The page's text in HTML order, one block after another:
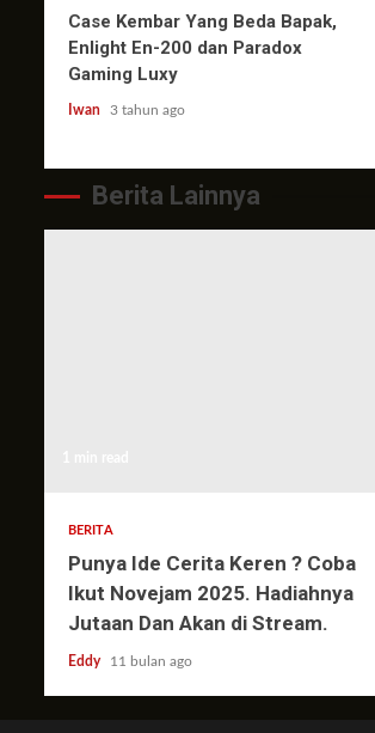
Case Kembar Yang Beda Bapak,
Enlight En-200 dan Paradox
Gaming Luxy
Iwan 3 tahun ago
Berita Lainnya
BERITA
Punya Ide Cerita Keren ? Coba
Ikut Novejam 2025. Hadiahnya
Jutaan Dan Akan di Stream.
Eddy 11 bulan ago